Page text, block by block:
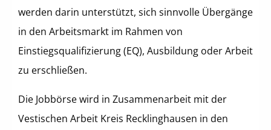
werden darin unterstützt, sich sinnvolle Übergänge
in den Arbeitsmarkt im Rahmen von
Einstiegsqualifizierung (EQ), Ausbildung oder Arbeit
zu erschließen.
Die Jobbörse wird in Zusammenarbeit mit der
Vestischen Arbeit Kreis Recklinghausen in den